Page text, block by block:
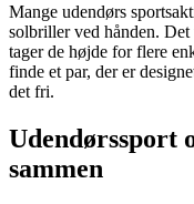
Mange udendørs
solbriller ved hånden.
tager de højde for flere
finde et par, der er
det fri.
Udendørssport
sammen